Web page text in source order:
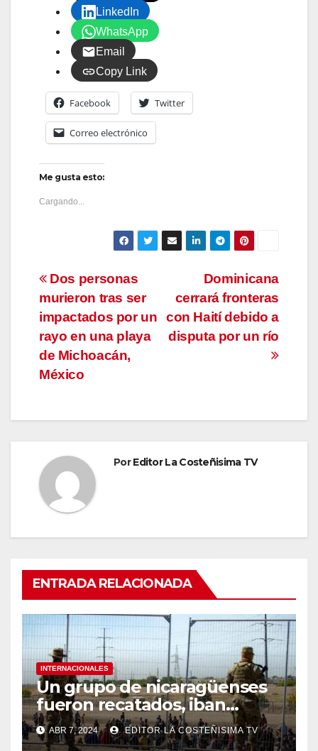
LinkedIn
WhatsApp
Email
Copy Link
Facebook Twitter
Correo electrónico
Me gusta esto:
Cargando...
Navegación
de
entradas
Dominicana
cerrará fronteras
con Haití debido a
disputa por un río
Dos personas
murieron tras ser
impactados por un
rayo en una playa
de Michoacán,
México
PorEditor La Costeñisima TV
ENTRADA RELACIONADA
INTERNACIONALES
Un grupo de nicaragüenses
fueron recatados, iban
hacinados en un furgón en
México
ABR 7, 2024 EDITOR LA COSTEÑISIMA TV